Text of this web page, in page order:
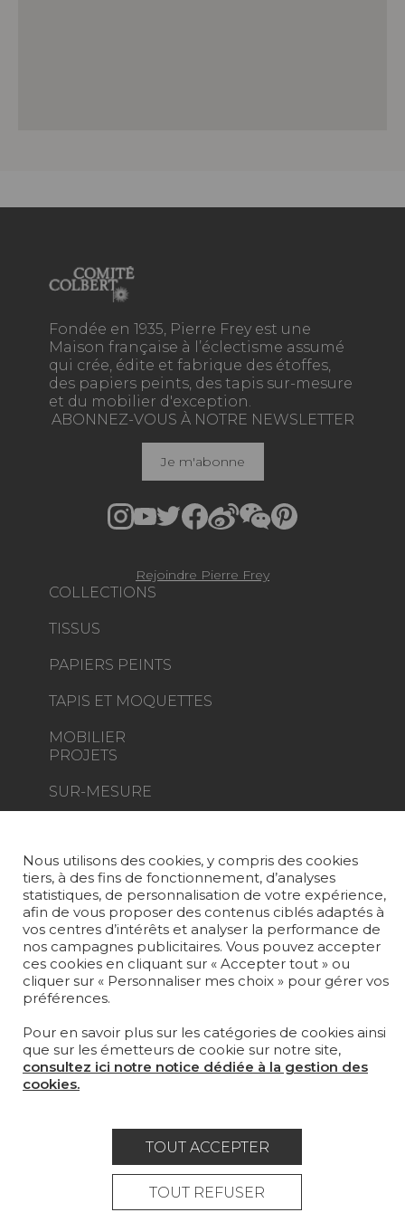
Fondée en 1935, Pierre Frey est une
Maison française à l’éclectisme assumé
qui crée, édite et fabrique des étoffes,
des papiers peints, des tapis sur-mesure
et du mobilier d'exception.
COLLECTIONS
TISSUS
PAPIERS PEINTS
TAPIS ET MOQUETTES
MOBILIER
PROJETS
SUR-MESURE
LA MAISON
OÙ NOUS TROUVER ?
ABONNEZ-VOUS À NOTRE NEWSLETTER
Je m'abonne
Rejoindre Pierre Frey
Mentions légales
Politique générale de protection des
Condtions générales de vente
Espace presse
Nous utilisons des cookies, y compris des cookies
tiers, à des fins de fonctionnement, d’analyses
statistiques, de personnalisation de votre expérience,
afin de vous proposer des contenus ciblés adaptés à
vos centres d’intérêts et analyser la performance de
nos campagnes publicitaires. Vous pouvez accepter
ces cookies en cliquant sur « Accepter tout » ou
cliquer sur « Personnaliser mes choix » pour gérer vos
préférences.
Pour en savoir plus sur les catégories de cookies ainsi
que sur les émetteurs de cookie sur notre site,
consultez ici notre notice dédiée à la gestion des
cookies.
TOUT ACCEPTER
TOUT REFUSER